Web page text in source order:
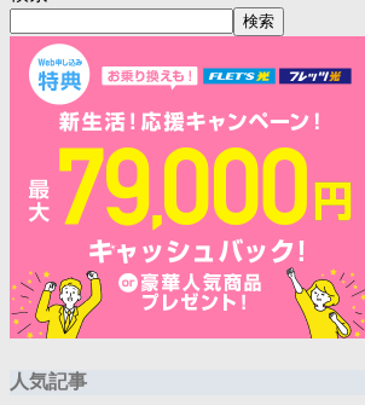
検索
人気記事